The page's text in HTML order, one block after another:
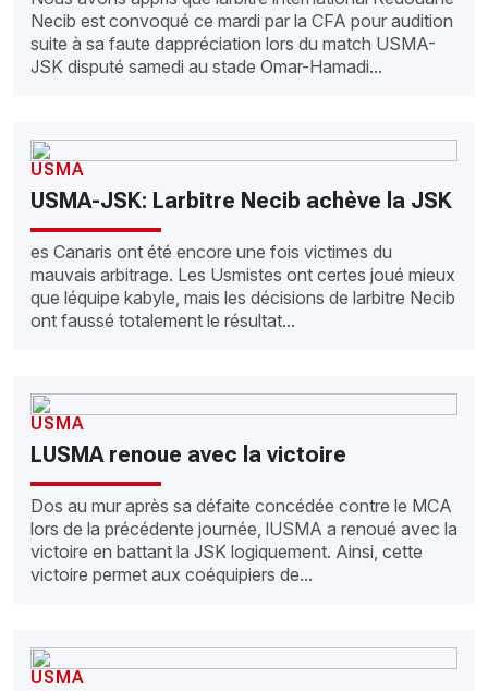
Necib est convoqué ce mardi par la CFA pour audition
suite à sa faute dappréciation lors du match USMA-
JSK disputé samedi au stade Omar-Hamadi...
USMA
USMA-JSK: Larbitre Necib achève la JSK
es Canaris ont été encore une fois victimes du
mauvais arbitrage. Les Usmistes ont certes joué mieux
que léquipe kabyle, mais les décisions de larbitre Necib
ont faussé totalement le résultat...
USMA
LUSMA renoue avec la victoire
Dos au mur après sa défaite concédée contre le MCA
lors de la précédente journée, lUSMA a renoué avec la
victoire en battant la JSK logiquement. Ainsi, cette
victoire permet aux coéquipiers de...
USMA